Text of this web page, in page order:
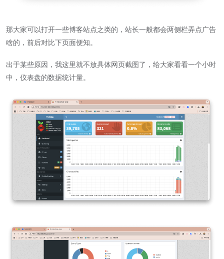
那大家可以打开一些博客站点之类的，站长一般都会两侧栏弄点广告
啥的，前后对比下页面便知。
出于某些原因，我这里就不放具体网页截图了，给大家看看一个小时
中，仪表盘的数据统计量。